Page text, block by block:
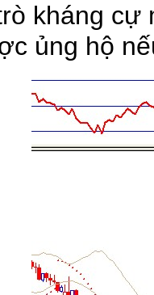
kháng cự
ủng hộ